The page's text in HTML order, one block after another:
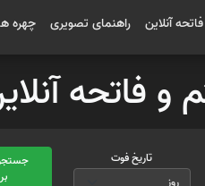
فاتحه آنلاین راهنمای تصویری چهره
و فاتحه
تاریخ فوت